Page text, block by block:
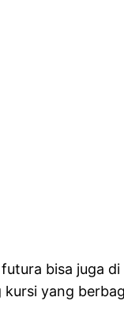
bisa juga
kursi yang